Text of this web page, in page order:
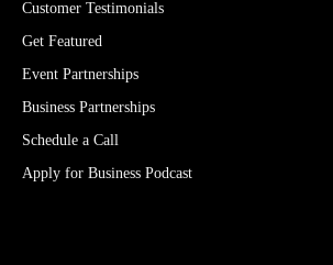
Customer Testimonials
Get Featured
Event Partnerships
Business Partnerships
Schedule a Call
Apply for Business Podcast